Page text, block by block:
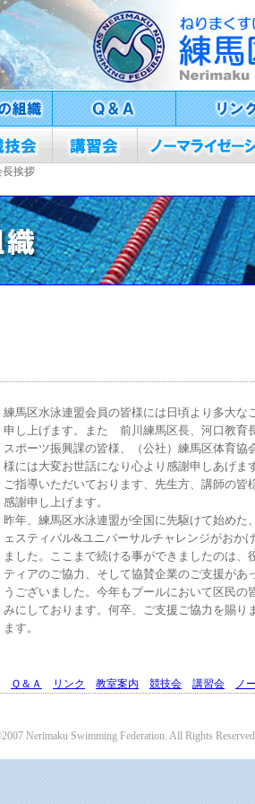
挨拶
練馬区水泳連盟会員の皆様には日頃より多大な
申し上げます。また 前川練馬区長、河口教育
スポーツ振興課の皆様、（公社）練馬区体育協
様には大変お世話になり心より感謝申しあげま
ご指導いただいております、先生方、講師の皆
感謝申し上げます。
昨年、練馬区水泳連盟が全国に先駆けて始めた
ェスティバル&ユニバーサルチャレンジがおか
ました。ここまで続ける事ができましたのは、
ティアのご協力、そして協賛企業のご支援があ
うございました。今年もプールにおいて区民の
みにしております。何卒、ご支援ご協力を賜り
ます。
Ｑ＆Ａ リンク 教室案内 競技会 講習会 ノ
Nerimaku Swimming Federation. All Rights